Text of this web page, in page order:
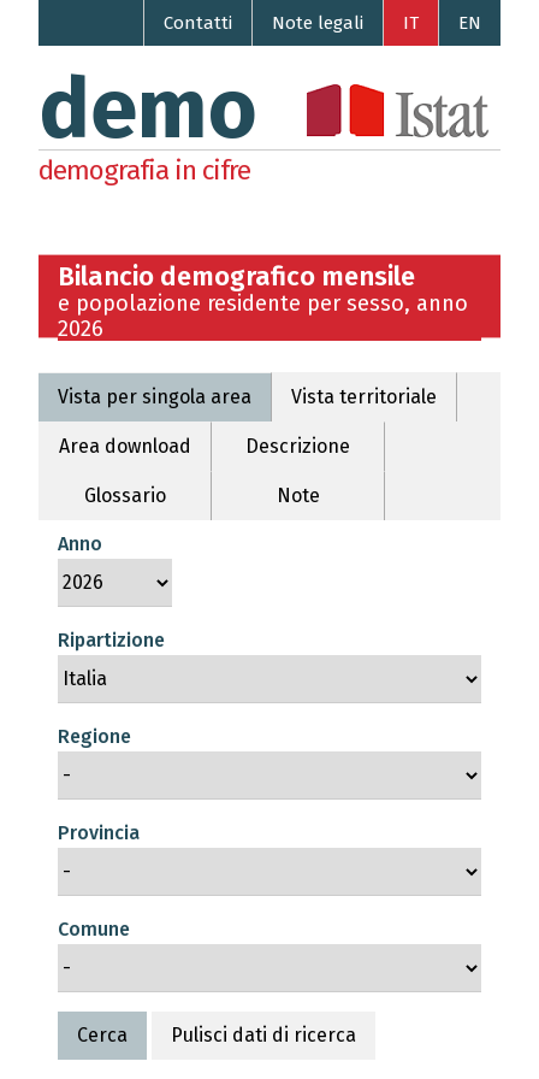
EN
IT
Note legali
Contatti
demo
demografia in cifre
Bilancio demografico mensile
e popolazione residente per sesso, anno
2026
Vista per singola area Vista territoriale
Area download Descrizione
Glossario Note
Anno
Ripartizione
Regione
Provincia
Comune